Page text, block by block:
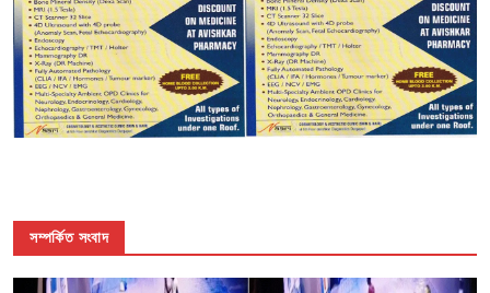
সম্পর্কিত সংবাদ